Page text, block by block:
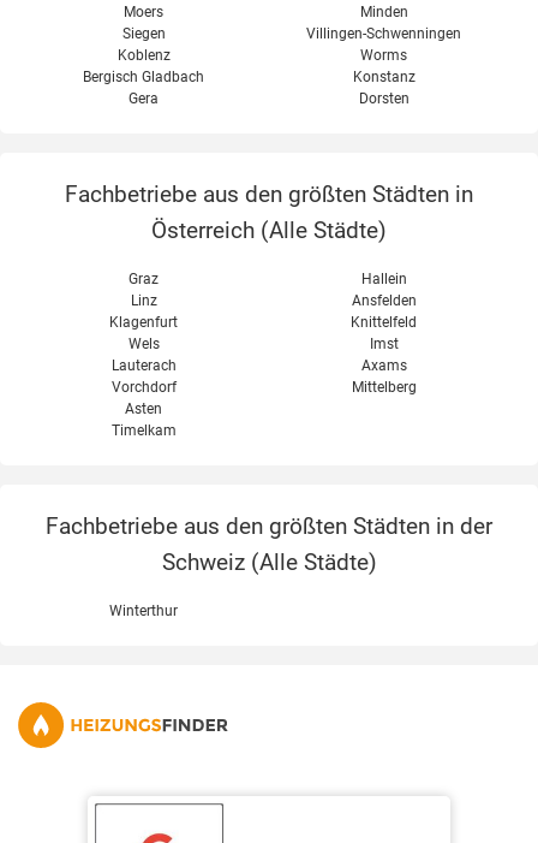
Moers
Siegen
Koblenz
Bergisch Gladbach
Gera
Minden
Villingen-Schwenningen
Worms
Konstanz
Dorsten
Fachbetriebe aus den größten Städten in
Österreich (Alle Städte)
Graz
Linz
Klagenfurt
Wels
Hallein
Ansfelden
Knittelfeld
Imst
Lauterach
Vorchdorf
Asten
Timelkam
Axams
Mittelberg
Fachbetriebe aus den größten Städten in der
Schweiz (Alle Städte)
Winterthur